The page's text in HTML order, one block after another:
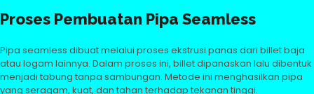
Proses Pembuatan Pipa Seamless
Pipa seamless dibuat melalui proses ekstrusi panas dari billet baja
atau logam lainnya. Dalam proses ini, billet dipanaskan lalu dibentuk
menjadi tabung tanpa sambungan. Metode ini menghasilkan pipa
yang seragam, kuat, dan tahan terhadap tekanan tinggi.